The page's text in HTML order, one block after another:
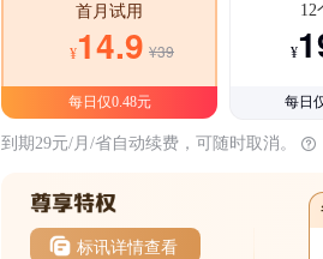
首月试用
¥14.9 ¥39
每日仅0.48元
12
¥
每日
到期29元/月/省自动续费，可随时取消。
标讯详情查看